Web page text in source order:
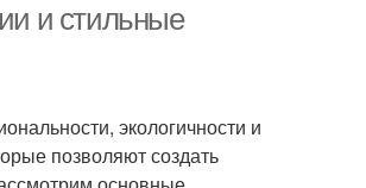
и стильные
экологичности и
позволяют создать